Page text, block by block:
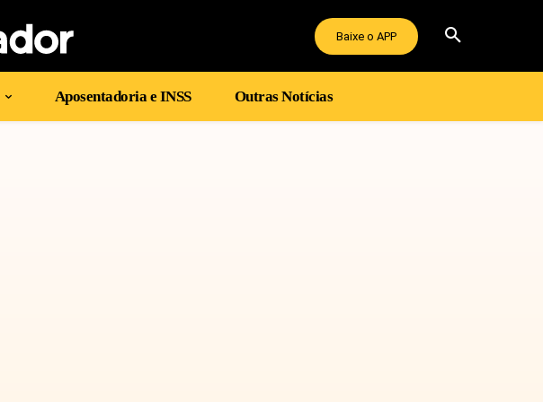
Baixe o APP
Aposentadoria e INSS Outras Notícias